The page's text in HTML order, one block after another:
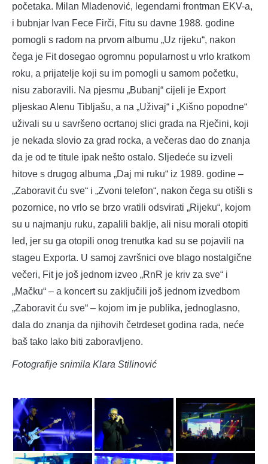
početaka. Milan Mladenović, legendarni frontman EKV-a,
i bubnjar Ivan Fece Firči, Fitu su davne 1988. godine
pomogli s radom na prvom albumu „Uz rijeku“, nakon
čega je Fit dosegao ogromnu popularnost u vrlo kratkom
roku, a prijatelje koji su im pomogli u samom početku,
nisu zaboravili. Na pjesmu „Bubanj“ cijeli je Export
pljeskao Alenu Tibljašu, a na „Uživaj“ i „Kišno popodne“
uživali su u savršeno ocrtanoj slici grada na Rječini, koji
je nekada slovio za grad rocka, a večeras dao do znanja
da je od te titule ipak nešto ostalo. Sljedeće su izveli
hitove s drugog albuma „Daj mi ruku“ iz 1989. godine –
„Zaboravit ću sve“ i „Zvoni telefon“, nakon čega su otišli s
pozornice, no vrlo se brzo vratili odsvirati „Rijeku“, kojom
su u najmanju ruku, zapalili baklje, ali nisu morali otopiti
led, jer su ga otopili onog trenutka kad su se pojavili na
stageu Exporta. U samoj završnici ove blago nostalgične
večeri, Fit je još jednom izveo „RnR je kriv za sve“ i
„Mačku“ – a koncert su zaključili još jednom izvedbom
„Zaboravit ću sve“ – kojom im je publika, jednoglasno,
dala do znanja da njihovih četrdeset godina rada, neće
baš tako lako biti zaboravljeno.
Fotografije snimila Klara Stilinović